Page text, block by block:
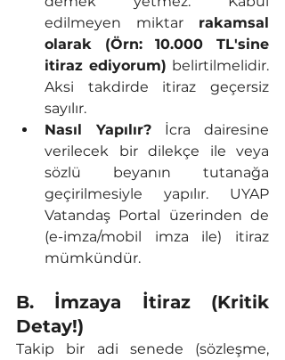
edilmeyen miktar rakamsal
olarak (Örn: 10.000 TL'sine
itiraz ediyorum) belirtilmelidir.
Aksi takdirde itiraz geçersiz
sayılır.
Nasıl Yapılır? İcra dairesine
verilecek bir dilekçe ile veya
sözlü beyanın tutanağa
geçirilmesiyle yapılır. UYAP
Vatandaş Portal üzerinden de
(e-imza/mobil imza ile) itiraz
mümkündür.
B. İmzaya İtiraz (Kritik
Detay!)
Takip bir adi senede (sözleşme,